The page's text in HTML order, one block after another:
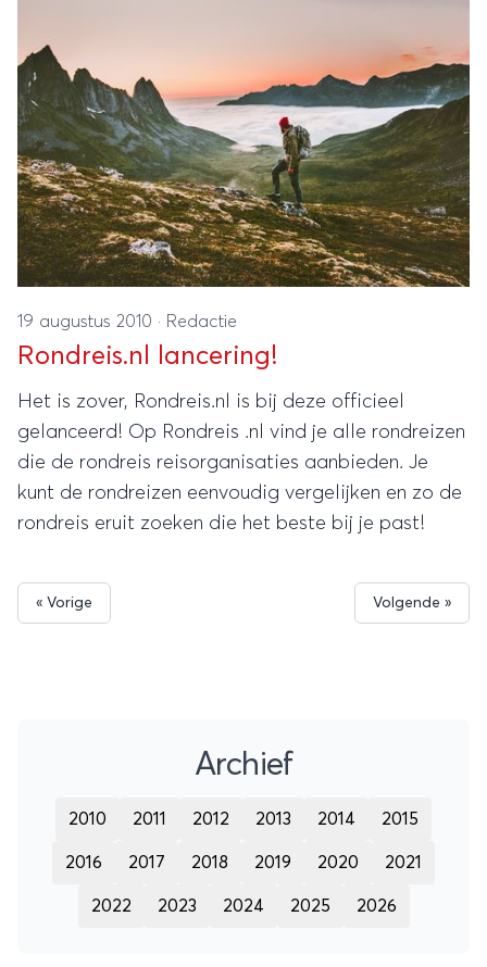
19 augustus 2010 · Redactie
Rondreis.nl lancering!
Het is zover, Rondreis.nl is bij deze officieel
gelanceerd! Op Rondreis .nl vind je alle rondreizen
die de rondreis reisorganisaties aanbieden. Je
kunt de rondreizen eenvoudig vergelijken en zo de
rondreis eruit zoeken die het beste bij je past!
« Vorige Volgende »
Archief
2010 2011 2012 2013 2014 2015
2016 2017 2018 2019 2020 2021
2022 2023 2024 2025 2026